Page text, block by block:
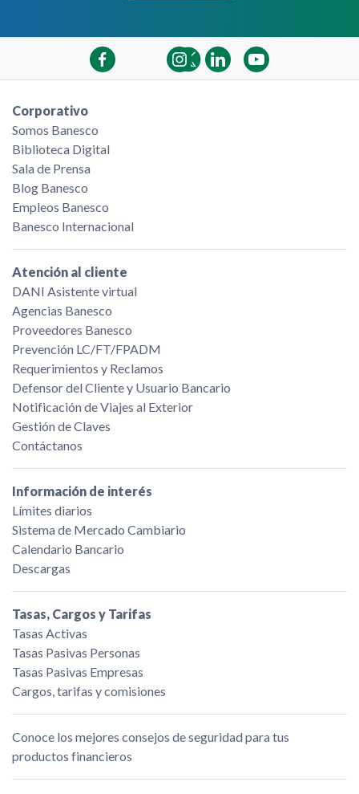
Corporativo
Somos Banesco
Biblioteca Digital
Sala de Prensa
Blog Banesco
Empleos Banesco
Banesco Internacional
Atención al cliente
DANI Asistente virtual
Agencias Banesco
Proveedores Banesco
Prevención LC/FT/FPADM
Requerimientos y Reclamos
Defensor del Cliente y Usuario Bancario
Notificación de Viajes al Exterior
Gestión de Claves
Contáctanos
Información de interés
Límites diarios
Sistema de Mercado Cambiario
Calendario Bancario
Descargas
Tasas, Cargos y Tarifas
Tasas Activas
Tasas Pasivas Personas
Tasas Pasivas Empresas
Cargos, tarifas y comisiones
Conoce los mejores consejos de seguridad para tus
productos financieros